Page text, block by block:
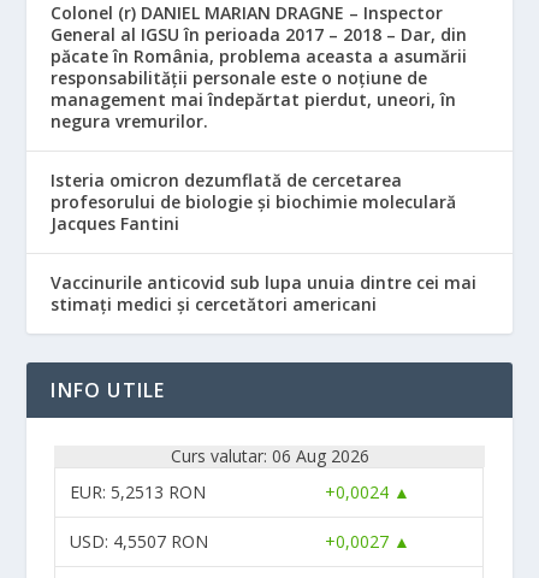
Colonel (r) DANIEL MARIAN DRAGNE – Inspector
General al IGSU în perioada 2017 – 2018 – Dar, din
păcate în România, problema aceasta a asumării
responsabilităţii personale este o noţiune de
management mai îndepărtat pierdut, uneori, în
negura vremurilor.
Isteria omicron dezumflată de cercetarea
profesorului de biologie și biochimie moleculară
Jacques Fantini
Vaccinurile anticovid sub lupa unuia dintre cei mai
stimați medici și cercetători americani
INFO UTILE
Curs valutar: 06 Aug 2026
EUR: 5,2513 RON +0,0024 ▲
USD: 4,5507 RON +0,0027 ▲